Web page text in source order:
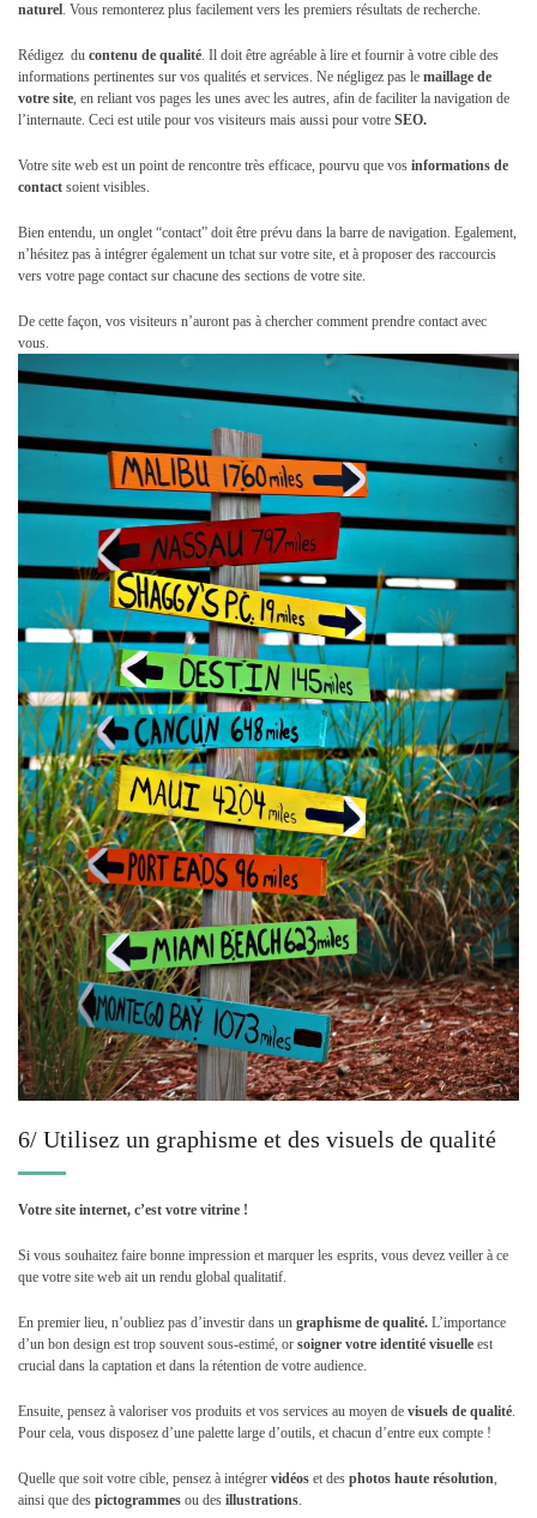
naturel. Vous remonterez plus facilement vers les premiers résultats de recherche.
Rédigez du contenu de qualité. Il doit être agréable à lire et fournir à votre cible des
informations pertinentes sur vos qualités et services. Ne négligez pas le maillage de
votre site, en reliant vos pages les unes avec les autres, afin de faciliter la navigation de
l’internaute. Ceci est utile pour vos visiteurs mais aussi pour votre SEO.
Votre site web est un point de rencontre très efficace, pourvu que vos informations de
contact soient visibles.
Bien entendu, un onglet “contact” doit être prévu dans la barre de navigation. Egalement,
n’hésitez pas à intégrer également un tchat sur votre site, et à proposer des raccourcis
vers votre page contact sur chacune des sections de votre site.
De cette façon, vos visiteurs n’auront pas à chercher comment prendre contact avec
vous.
6/ Utilisez un graphisme et des visuels de qualité
Votre site internet, c’est votre vitrine !
Si vous souhaitez faire bonne impression et marquer les esprits, vous devez veiller à ce
que votre site web ait un rendu global qualitatif.
En premier lieu, n’oubliez pas d’investir dans un graphisme de qualité. L’importance
d’un bon design est trop souvent sous-estimé, or soigner votre identité visuelle est
crucial dans la captation et dans la rétention de votre audience.
Ensuite, pensez à valoriser vos produits et vos services au moyen de visuels de qualité
Pour cela, vous disposez d’une palette large d’outils, et chacun d’entre eux compte !
Quelle que soit votre cible, pensez à intégrer vidéos et des photos haute résolution
ainsi que des pictogrammes ou des illustrations